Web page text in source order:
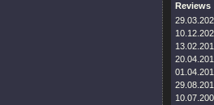
Reviews